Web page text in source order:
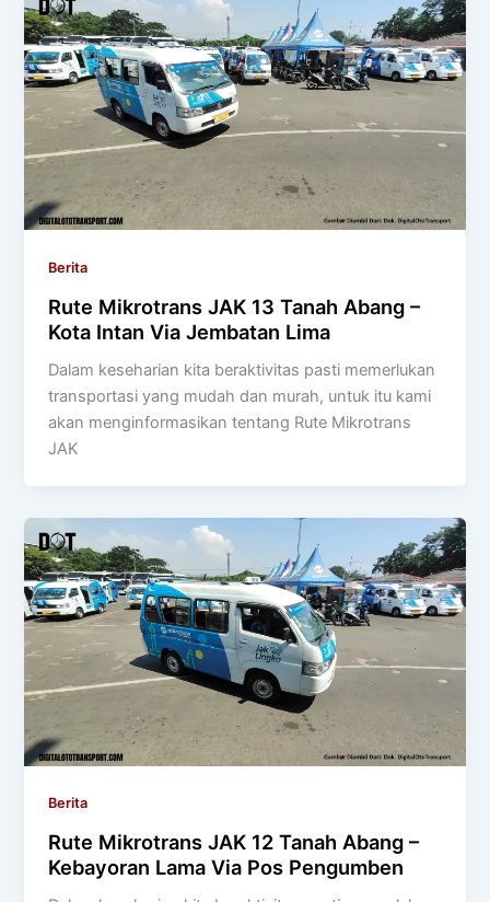
Berita
Rute Mikrotrans JAK 13 Tanah Abang –
Kota Intan Via Jembatan Lima
Dalam keseharian kita beraktivitas pasti memerlukan
transportasi yang mudah dan murah, untuk itu kami
akan menginformasikan tentang Rute Mikrotrans
JAK
Berita
Rute Mikrotrans JAK 12 Tanah Abang –
Kebayoran Lama Via Pos Pengumben